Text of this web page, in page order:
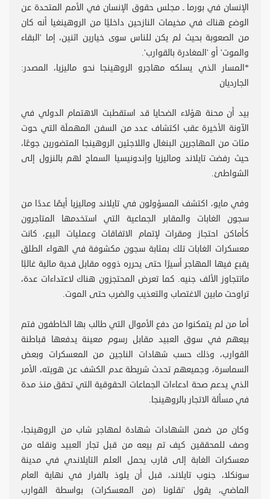
الإنسان في بورما ـ مجلس حقوق الإنسان في الأمم المتحدة عن
الوضع هناك في مخيمات النازحين داخليًا من الروهينغيا أنه كان
من الصعوبة بحيث لم يكن للناس سوى خيارين اثنين، إما 'البقاء
والموت' أو 'المغادرة بالقوارب'.
*المسار الذي يسلكه مهاجرو الروهينجا نحو ماليزيا، المصدر:
الجارديان
بيد أن محنة هؤلاء الضحايا قد استقطبت الاهتمام الدولي في
الآونة الأخيرة عقب اكتشاف عدد من السفن المهملَة التي حوت
مئات من المهاجرين البنغال واللاجئين الروهينجا المتضورين جوعًا،
حيث رفضت تايلاند وماليزيا وإندونيسيا السماح لهم بالنزول إلى
الشواطئ.
وفي مايو، اكتشف المسؤولون في تايلاند وماليزيا أيضًا عددًا من
سجون الغابات والمقابر الجماعية التي استخدمها المتاجرون
كأماكن احتجاز ومقرات لإتمام الاتفاقات وعمليات البيع، كانت
معسكرات الغابات تلك بمثابة سجون مكشوفة في الهواء الطلق
يقبع فيها المهاجر أسيرًا حتى يحرره ذووه مقابل فدية مالية غالبًا
ماتتجاوز الألف جنيه. كما تعرض المحتجزون هناك لاعتداءات عدة،
تراوحت مابين الاغتصاب والتعذيب والضرب حتى الموت.
أما من لم يتمكنوا من دفع الأموال التي طالب بها الخاطفون فتم
بيعهم في سوق العبيد مقابل رسوم معينة يدفعها قباطنة
القوارب، وذلك حسب شهادات الناجين من المعسكرات وبعض
السماسرة، وجميعهم تحدث شريطة عدم الكشف عن هويته، الأمر
الذي يدعم صحة ادعاءات الجماعات الحقوقية التي تحقق منذ مدة
في مسألة الاتجار بالروهينجا.
وكان من ضمن الشهادات شهادة لمهاجر شاب من الروهينجا،
وصف للمحققين كيف تم بيعه من قبل تجار العبيد ونقله من
معسكرات الغابة إلى قارب يحمل العلم التايلاندي في مدينة
سونكلا، جنوب تايلاند، قبل أن يلوذ بالفرار في نهاية العام
الماضي، يقول 'نقلونا (من المعسكرات) بواسطة القوارب